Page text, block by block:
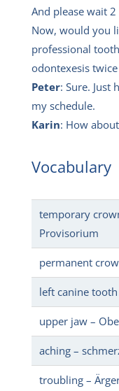
And please wait
Now, would you
professional
odontexesis
Peter: Sure. Just
my schedule.
Karin: How
Vocabulary
temporary
Provisorium
permanent
left canine
upper jaw –
aching –
troubling –